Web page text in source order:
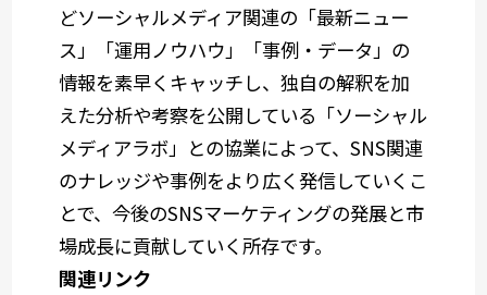
どソーシャルメディア関連の「最新ニュー
ス」「運用ノウハウ」「事例・データ」の
情報を素早くキャッチし、独自の解釈を加
えた分析や考察を公開している「ソーシャル
メディアラボ」との協業によって、SNS関連
のナレッジや事例をより広く発信していくこ
とで、今後のSNSマーケティングの発展と市
場成長に貢献していく所存です。
関連リンク